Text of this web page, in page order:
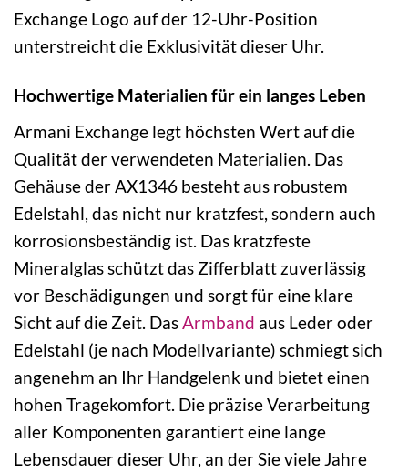
Exchange Logo auf der 12-Uhr-Position
unterstreicht die Exklusivität dieser Uhr.
Hochwertige Materialien für ein langes Leben
Armani Exchange legt höchsten Wert auf die
Qualität der verwendeten Materialien. Das
Gehäuse der AX1346 besteht aus robustem
Edelstahl, das nicht nur kratzfest, sondern auch
korrosionsbeständig ist. Das kratzfeste
Mineralglas schützt das Zifferblatt zuverlässig
vor Beschädigungen und sorgt für eine klare
Sicht auf die Zeit. DasArmband aus Leder oder
Edelstahl (je nach Modellvariante) schmiegt sich
angenehm an Ihr Handgelenk und bietet einen
hohen Tragekomfort. Die präzise Verarbeitung
aller Komponenten garantiert eine lange
Lebensdauer dieser Uhr, an der Sie viele Jahre